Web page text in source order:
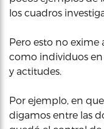
los cuadros
Pero esto no exime
como individuos
y actitudes.
Por ejemplo, en
digamos entre las